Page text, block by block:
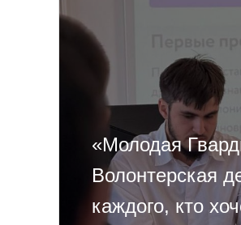
«Молодая
Волонтерская
каждого, кто